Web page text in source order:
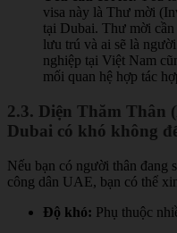
visa này là Thư mời
tại Dubai. Thư mời
lưu trú và ai sẽ là
nghiệp tại Việt Nam
mối quan hệ hợp tác
2.3. Diện Thăm Thân
Dubai có khó không
Nếu bạn có người thân đang
công dân UAE, bạn có thể
Độ khó: Phụ thuộc